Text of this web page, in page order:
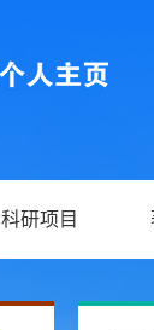
科研项目